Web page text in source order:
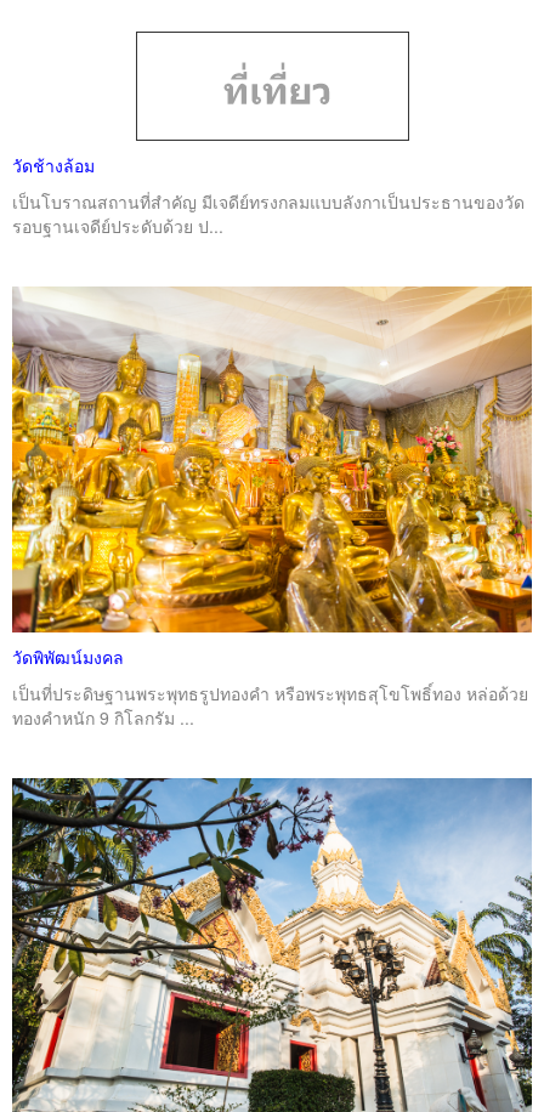
วัดช้างล้อม
เป็นโบราณสถานที่สำคัญ มีเจดีย์ทรงกลมแบบลังกาเป็นประธานของวัด
รอบฐานเจดีย์ประดับด้วย ป...
วัดพิพัฒน์มงคล
เป็นที่ประดิษฐานพระพุทธรูปทองคำ หรือพระพุทธสุโขโพธิ์ทอง หล่อด้วย
ทองคำหนัก 9 กิโลกรัม ...